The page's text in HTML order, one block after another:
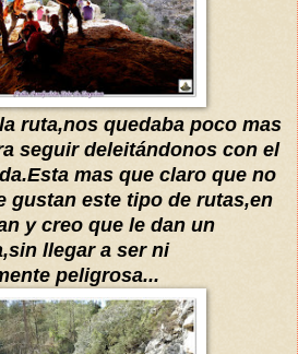
ruta,nos quedaba poco mas
seguir deleitándonos con el
mas que claro que no
gustan este tipo de rutas,en
y creo que le dan un
llegar a ser ni
peligrosa...